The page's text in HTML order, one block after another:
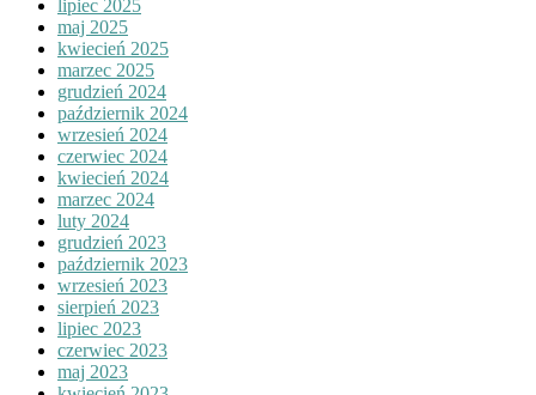
lipiec 2025
maj 2025
kwiecień 2025
marzec 2025
grudzień 2024
październik 2024
wrzesień 2024
czerwiec 2024
kwiecień 2024
marzec 2024
luty 2024
grudzień 2023
październik 2023
wrzesień 2023
sierpień 2023
lipiec 2023
czerwiec 2023
maj 2023